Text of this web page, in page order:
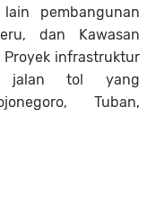
pembangunan
dan Kawasan
Proyek infrastruktur
jalan tol yang
Tuban,